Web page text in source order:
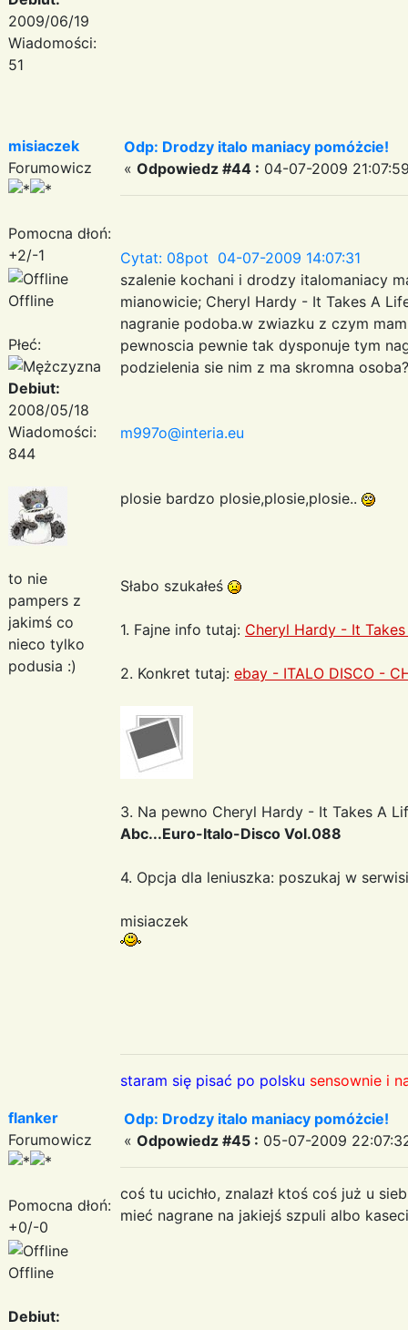
2009/06/19
Wiadomości:
51
misiaczek
Forumowicz
Pomocna dłoń:
+2/-1
Offline
Płeć:
Debiut:
2008/05/18
Wiadomości:
844
to nie
pampers z
jakimś co
nieco tylko
podusia :)
Odp: Drodzy italo maniacy pomóżcie!
« Odpowiedz #44 : 04-07-2009
Cytat: 08pot 04-07-2009 14:07:31
szalenie kochani i drodzy italomaniacy
mianowicie; Cheryl Hardy - It Takes A
nagranie podoba.w zwiazku z czym
pewnoscia pewnie tak dysponuje tym
podzielenia sie nim z ma skromna osoba?
m997o@interia.eu
plosie bardzo plosie,plosie,plosie..
Słabo szukałeś
1. Fajne info tutaj: Cheryl Hardy - It
2. Konkret tutaj: ebay - ITALO DISCO -
3. Na pewno Cheryl Hardy - It Takes A
Abc...Euro-Italo-Disco Vol.088
4. Opcja dla leniuszka: poszukaj w
misiaczek
staram się pisać po polsku sensownie i
flanker
Forumowicz
Pomocna dłoń:
+0/-0
Offline
Debiut:
Odp: Drodzy italo maniacy pomóżcie!
« Odpowiedz #45 : 05-07-2009
coś tu ucichło, znalazł ktoś coś już u
mieć nagrane na jakiejś szpuli albo